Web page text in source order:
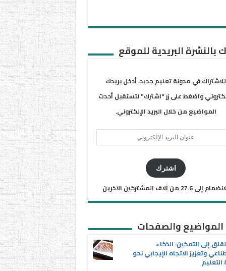
بالنشرة البريدية للموقع
للاشتراك في مدونة تعليم جديد، أدخل بريدك
واضغط على زر "اشترك" لتستقبل أحدث
المواضيع من خلال البريد الإلكتروني.
اشترك
إلى 27.6 من آلاف المشتركين الآخرين
المواضيع والصفحات
إلى التمكين: الذكاء
وتعزيز الاتجاه الإيجابي نحو